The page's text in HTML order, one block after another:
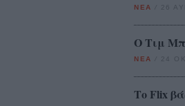
ΝΕΑ 26
Ο Τιμ
ΝΕΑ
Το Flix